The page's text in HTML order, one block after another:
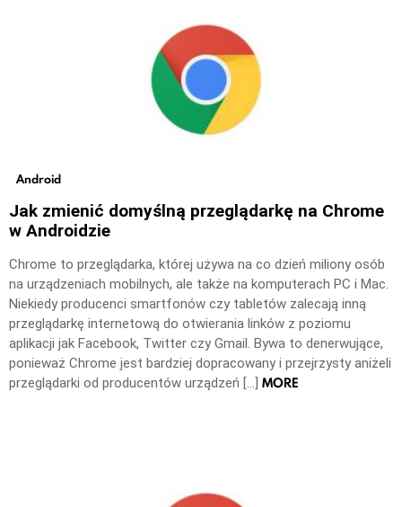
Android
Jak zmienić domyślną przeglądarkę na Chrome
w Androidzie
Chrome to przeglądarka, której używa na co dzień miliony osób
na urządzeniach mobilnych, ale także na komputerach PC i Mac.
Niekiedy producenci smartfonów czy tabletów zalecają inną
przeglądarkę internetową do otwierania linków z poziomu
aplikacji jak Facebook, Twitter czy Gmail. Bywa to denerwujące,
ponieważ Chrome jest bardziej dopracowany i przejrzysty aniżeli
przeglądarki od producentów urządzeń […] MORE